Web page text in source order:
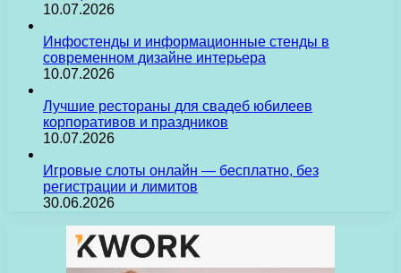
10.07.2026
Инфостенды и информационные стенды в
современном дизайне интерьера
10.07.2026
Лучшие рестораны для свадеб юбилеев
корпоративов и праздников
10.07.2026
Игровые слоты онлайн — бесплатно, без
регистрации и лимитов
30.06.2026